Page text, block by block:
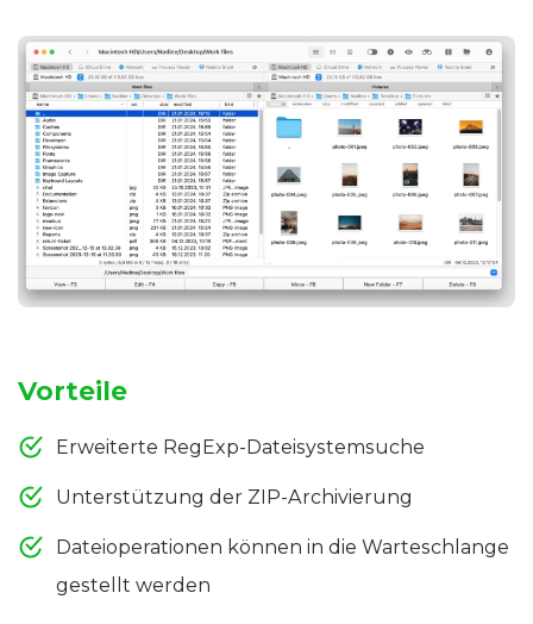
Vorteile
Erweiterte RegExp-Dateisystemsuche
Unterstützung der ZIP-Archivierung
Dateioperationen können in die Warteschlange
gestellt werden